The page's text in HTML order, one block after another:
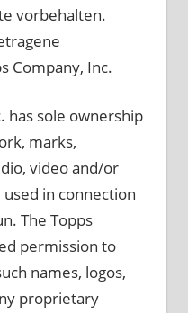
vorbehalten.
Company, Inc.
has sole ownership
marks,
video and/or
in connection
The Topps
permission to
names, logos,
proprietary